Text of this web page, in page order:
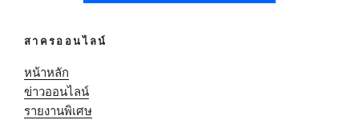
สาครออนไลน์
หน้าหลัก
ข่าวออนไลน์
รายงานพิเศษ